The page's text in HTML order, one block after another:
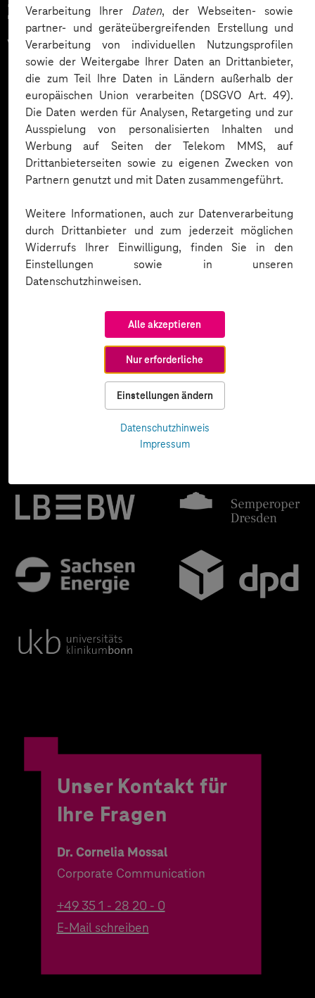
Verarbeitung Ihrer Daten, der Webseiten- sowie
partner- und geräteübergreifenden Erstellung und
Verarbeitung von individuellen Nutzungsprofilen
sowie der Weitergabe Ihrer Daten an Drittanbieter,
die zum Teil Ihre Daten in Ländern außerhalb der
europäischen Union verarbeiten (DSGVO Art. 49).
Die Daten werden für Analysen, Retargeting und zur
Ausspielung von personalisierten Inhalten und
Werbung auf Seiten der Telekom MMS, auf
Drittanbieterseiten sowie zu eigenen Zwecken von
Partnern genutzt und mit Daten zusammengeführt.
Weitere Informationen, auch zur Datenverarbeitung
durch Drittanbieter und zum jederzeit möglichen
Widerrufs Ihrer Einwilligung, finden Sie in den
Einstellungen sowie in unseren
Datenschutzhinweisen.
Alle akzeptieren
Nur erforderliche
Einstellungen ändern
Datenschutzhinweis
Impressum
Zahlreiche Unternehmen
vertrauen auf unsere
Expertise. Hier eine Auswahl:
Unser Kontakt für
Ihre Fragen
Dr. Cornelia Mossal
Corporate Communication
+49 35 1 - 28 20 - 0
E-Mail schreiben